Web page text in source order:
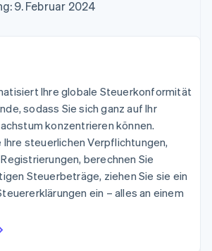
Data Pipeline
Branche
Unternehmen
Bewirtung, Reisen und
Freizeit
Versicherungen
und
auf
Abrechnung um
gestützte
ausgeben: So
Bereitstellung und
von
Diensten mit Agenten
kontaktieren
Partner werden
9. Februar 2024
Ihre globale Steuerkonformität
sodass Sie sich ganz auf Ihr
konzentrieren können.
steuerlichen Verpflichtungen,
berechnen Sie
Steuerbeträge, ziehen Sie sie ein
ein – alles an einem